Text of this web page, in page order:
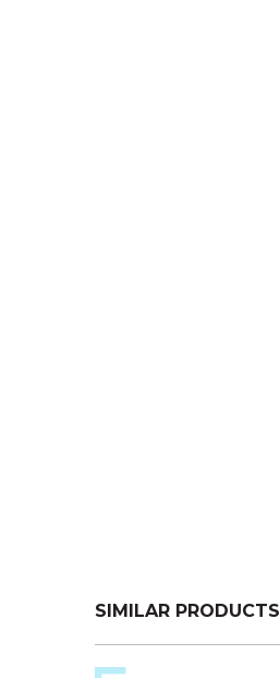
SIMILAR PRODUCTS